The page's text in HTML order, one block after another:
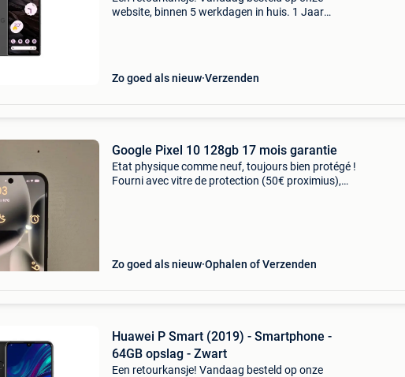
website, binnen 5 werkdagen in huis. 1 Jaar
Zo goed als nieuw Verzenden
Google Pixel 10 128gb 17 mois garantie
Etat physique comme neuf, toujours bien protégé !
Fourni avec vitre de protection (50€ proximius),
Zo goed als nieuw Ophalen of Verzenden
Huawei P Smart (2019) - Smartphone -
64GB opslag - Zwart
Een retourkansje! Vandaag besteld op onze